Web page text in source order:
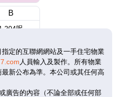
B
呎
招標
指定的互聯網網站及一手住宅物業
人員輸入及製作。所有物業
新公布為準。本公司或其任何高
廣告的內容（不論全部或任何部